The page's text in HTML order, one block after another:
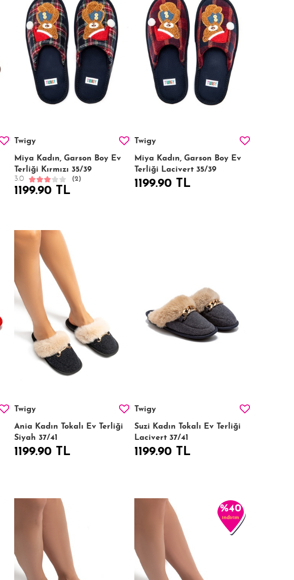
Twigy
Miya Kadın, Garson Boy Ev
Terliği Kırmızı 35/39
3.0 (2)
1199.90 TL
Twigy
Miya Kadın, Garson Boy Ev
Terliği Lacivert 35/39
1199.90 TL
Twigy
Ania Kadın Tokalı Ev Terliği
Siyah 37/41
1199.90 TL
Twigy
Suzi Kadın Tokalı Ev Terliği
Lacivert 37/41
1199.90 TL
%40
indirim